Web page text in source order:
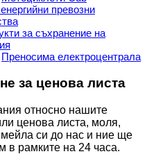
превозни
за съхранение на
Преносима електроцентрала
за ценова листа
относно нашите
ценова листа, моля,
си до нас и ние ще
в рамките на 24 часа.